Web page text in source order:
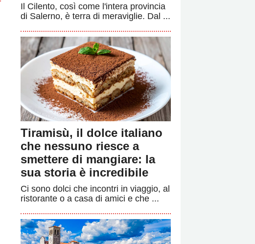
Il Cilento, così come l'intera provincia
di Salerno, è terra di meraviglie. Dal ...
Tiramisù, il dolce italiano
che nessuno riesce a
smettere di mangiare: la
sua storia è incredibile
Ci sono dolci che incontri in viaggio, al
ristorante o a casa di amici e che ...